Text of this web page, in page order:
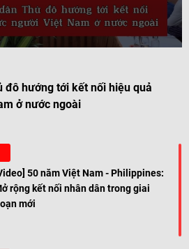
đô hướng tới kết nối hiệu quả
ở nước ngoài
50 năm Việt Nam - Philippines:
rộng kết nối nhân dân trong giai
mới